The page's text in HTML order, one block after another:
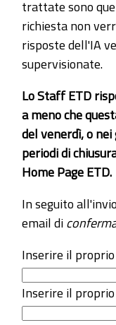
trattate sono
richiesta non
risposte dell'IA
supervisionate.
Lo Staff ETD
a meno che
del venerdì, o
periodi di
Home Page ETD.
In seguito
email di
Inserire il
Inserire il